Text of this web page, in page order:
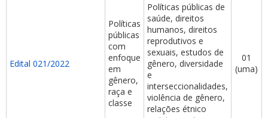
Edital 021/2022
Políticas
públicas
com
enfoque
em
gênero,
raça e
classe
Políticas públicas de
saúde, direitos
humanos, direitos
reprodutivos e
sexuais, estudos de
gênero, diversidade
e
interseccionalidades,
violência de gênero,
relações étnico
01
(uma)